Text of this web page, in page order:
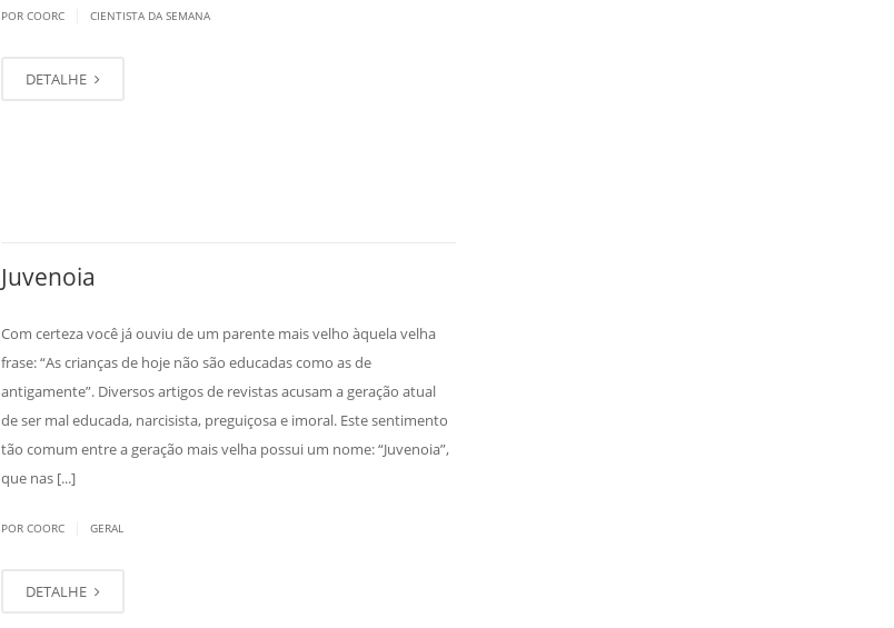
POR COORC CIENTISTA DA SEMANA
DETALHE
Juvenoia
Com certeza você já ouviu de um parente mais velho àquela velha
frase: “As crianças de hoje não são educadas como as de
antigamente”. Diversos artigos de revistas acusam a geração atual
de ser mal educada, narcisista, preguiçosa e imoral. Este sentimento
tão comum entre a geração mais velha possui um nome: “Juvenoia”,
que nas [...]
POR COORC GERAL
DETALHE